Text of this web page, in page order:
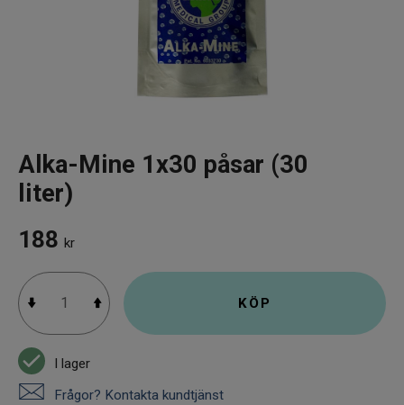
Vattenrening & Övrigt
Alka-Mine 1x30 påsar (30
liter)
188 kr
KÖP
I lager
Frågor? Kontakta kundtjänst